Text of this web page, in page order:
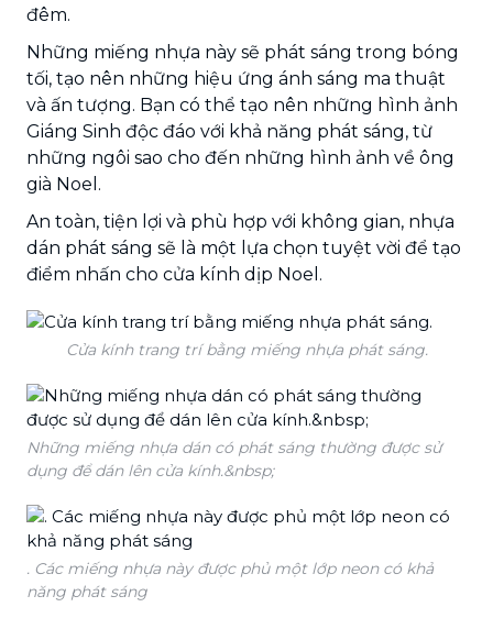
đêm.
Những miếng nhựa này sẽ phát sáng trong bóng
tối, tạo nên những hiệu ứng ánh sáng ma thuật
và ấn tượng. Bạn có thể tạo nên những hình ảnh
Giáng Sinh độc đáo với khả năng phát sáng, từ
những ngôi sao cho đến những hình ảnh về ông
già Noel.
An toàn, tiện lợi và phù hợp với không gian, nhựa
dán phát sáng sẽ là một lựa chọn tuyệt vời để tạo
điểm nhấn cho cửa kính dịp Noel.
Cửa kính trang trí bằng miếng nhựa phát sáng.
Những miếng nhựa dán có phát sáng thường được sử
dụng để dán lên cửa kính.&nbsp;
. Các miếng nhựa này được phủ một lớp neon có khả
năng phát sáng